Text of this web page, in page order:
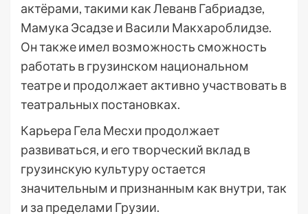
актёрами, такими как Леванв Габриадзе,
Мамука Эсадзе и Васили Макхароблидзе.
Он также имел возможность сможность
работать в грузинском национальном
театре и продолжает активно участвовать в
театральных постановках.
Карьера Гела Месхи продолжает
развиваться, и его творческий вклад в
грузинскую культуру остается
значительным и признанным как внутри, так
и за пределами Грузии.